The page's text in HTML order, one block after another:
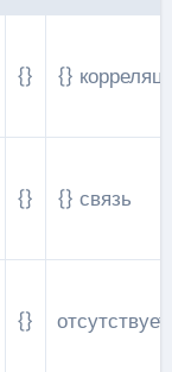
{} {}
{} {} связь
{} отсутствует